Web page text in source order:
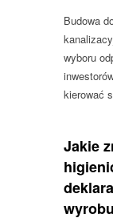
Budowa
wyboru
kierować
Jakie